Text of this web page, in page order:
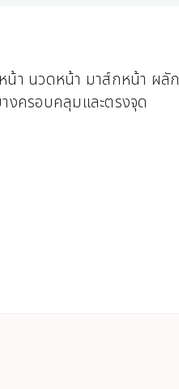
น้า นวดหน้า มาส์กหน้า ผลัก
งครอบคลุมและตรงจุด